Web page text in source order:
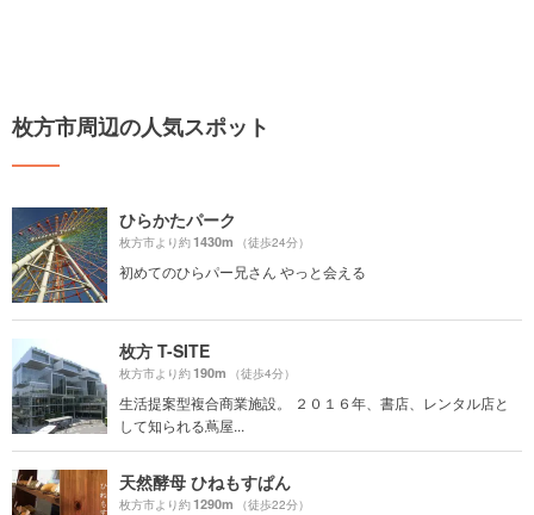
枚方市周辺の人気スポット
ひらかたパーク
枚方市より約1430m （徒歩24分）
初めてのひらパー兄さん やっと会える
枚方 T-SITE
枚方市より約190m （徒歩4分）
生活提案型複合商業施設。 ２０１６年、書店、レンタル店と
して知られる蔦屋...
天然酵母 ひねもすぱん
枚方市より約1290m （徒歩22分）